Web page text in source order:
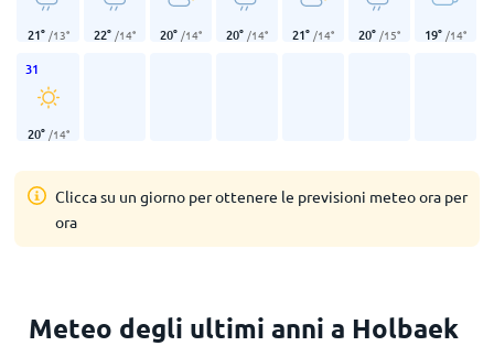
21° /13° 22° /14° 20° /14° 20° /14° 21° /14° 20° /15° 19° /14°
31
20° /14°
Clicca su un giorno per ottenere le previsioni meteo ora per
ora
Meteo degli ultimi anni a Holbaek